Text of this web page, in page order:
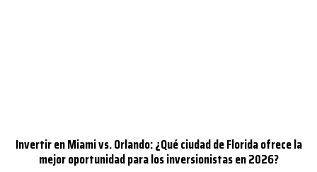
Invertir en Miami vs. Orlando: ¿Qué ciudad de Florida ofrece la
mejor oportunidad para los inversionistas en 2026?